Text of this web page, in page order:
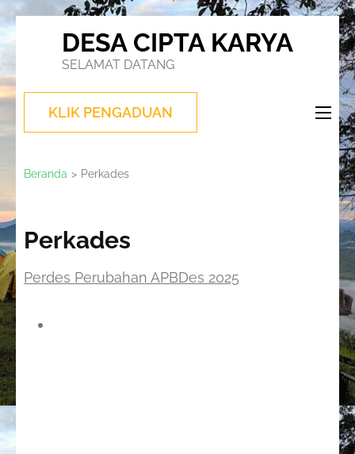
Lompat
konten
(Tekan
Enter)
DESA CIPTA KARYA
SELAMAT DATANG
KLIK PENGADUAN
Beranda > Perkades
Perkades
Perdes Perubahan APBDes 2025